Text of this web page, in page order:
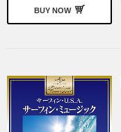
BUY NOW